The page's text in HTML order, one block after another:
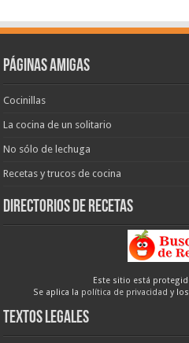
Páginas amigas
Cocinillas
La cocina de un solitario
No sólo de lechuga
Recetas y trucos de cocina
Directorios de recetas
Este sitio está
Se aplica la política de privacidad y los
Textos legales